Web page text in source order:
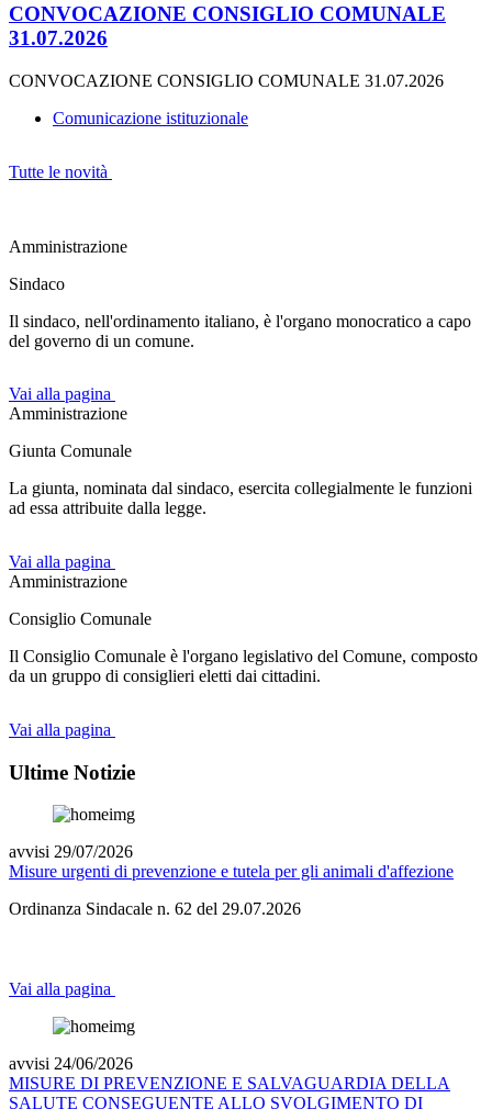
CONVOCAZIONE CONSIGLIO COMUNALE
31.07.2026
CONVOCAZIONE CONSIGLIO COMUNALE 31.07.2026
Comunicazione istituzionale
Tutte le novità
Amministrazione
Sindaco
Il sindaco, nell'ordinamento italiano, è l'organo monocratico a capo
del governo di un comune.
Vai alla pagina
Amministrazione
Giunta Comunale
La giunta, nominata dal sindaco, esercita collegialmente le funzioni
ad essa attribuite dalla legge.
Vai alla pagina
Amministrazione
Consiglio Comunale
Il Consiglio Comunale è l'organo legislativo del Comune, composto
da un gruppo di consiglieri eletti dai cittadini.
Vai alla pagina
Ultime Notizie
avvisi 29/07/2026
Misure urgenti di prevenzione e tutela per gli animali d'affezione
Ordinanza Sindacale n. 62 del 29.07.2026
Vai alla pagina
avvisi 24/06/2026
MISURE DI PREVENZIONE E SALVAGUARDIA DELLA
SALUTE CONSEGUENTE ALLO SVOLGIMENTO DI